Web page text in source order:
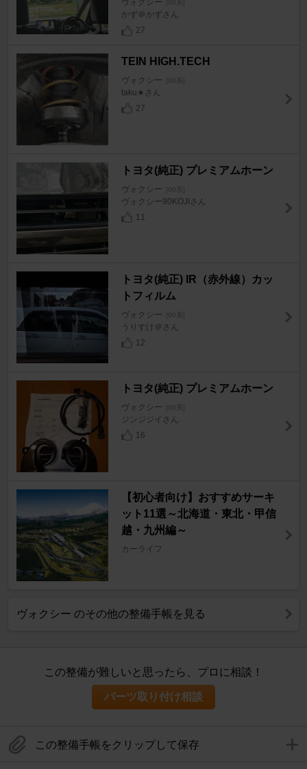
ヴォクシー [90系]
かず＠かずさん
27
TEIN HIGH.TECH
ヴォクシー [90系]
taku★さん
27
トヨタ(純正) プレミアムホーン
ヴォクシー [90系]
ヴォクシー90KOJIさん
11
トヨタ(純正) IR（赤外線）カッ
トフィルム
ヴォクシー [90系]
うりすけ＠さん
12
トヨタ(純正) プレミアムホーン
ヴォクシー [90系]
ジンジジイさん
16
【初心者向け】おすすめサーキ
ット11選～北海道・東北・甲信
越・九州編～
カーライフ
ヴォクシー のその他の整備手帳を見る
この整備が難しいと思ったら、プロに相談！
パーツ取り付け相談
この整備手帳をクリップして保存